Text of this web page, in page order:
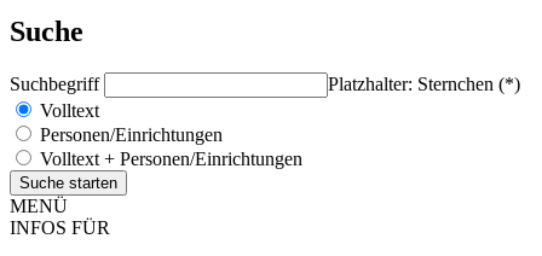
Suche
Suchbegriff
Platzhalter: Sternchen (*)
Volltext
Personen/Einrichtungen
Volltext + Personen/Einrichtungen
MENÜ
INFOS FÜR